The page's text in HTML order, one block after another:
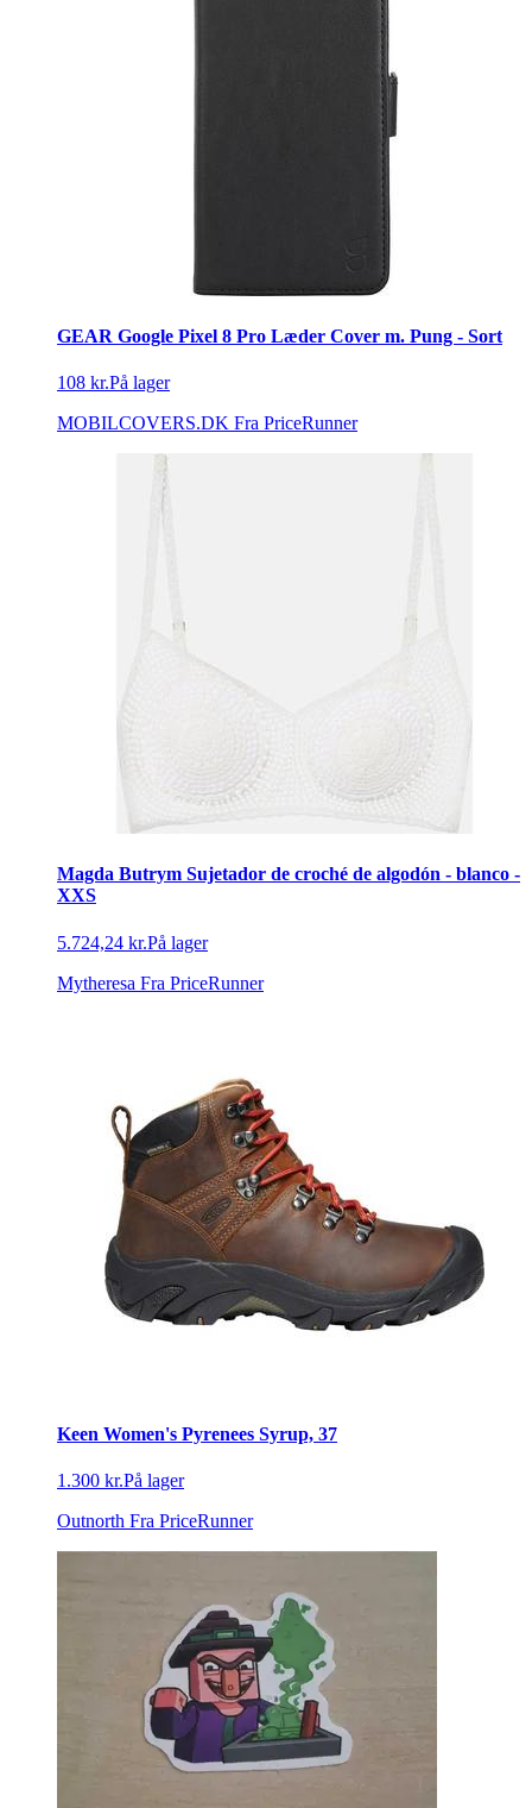
GEAR Google Pixel 8 Pro Læder Cover m. Pung - Sort
108 kr.På lager
MOBILCOVERS.DK Fra PriceRunner
Magda Butrym Sujetador de croché de algodón - blanco -
XXS
5.724,24 kr.På lager
Mytheresa Fra PriceRunner
Keen Women's Pyrenees Syrup, 37
1.300 kr.På lager
Outnorth Fra PriceRunner